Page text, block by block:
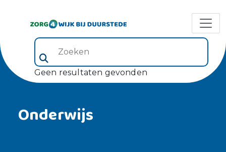
Zoeken (veld 5)
Geen resultaten gevonden
Onderwijs